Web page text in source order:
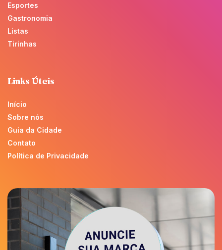
Esportes
Gastronomia
Listas
Tirinhas
Links Úteis
Início
Sobre nós
Guia da Cidade
Contato
Política de Privacidade